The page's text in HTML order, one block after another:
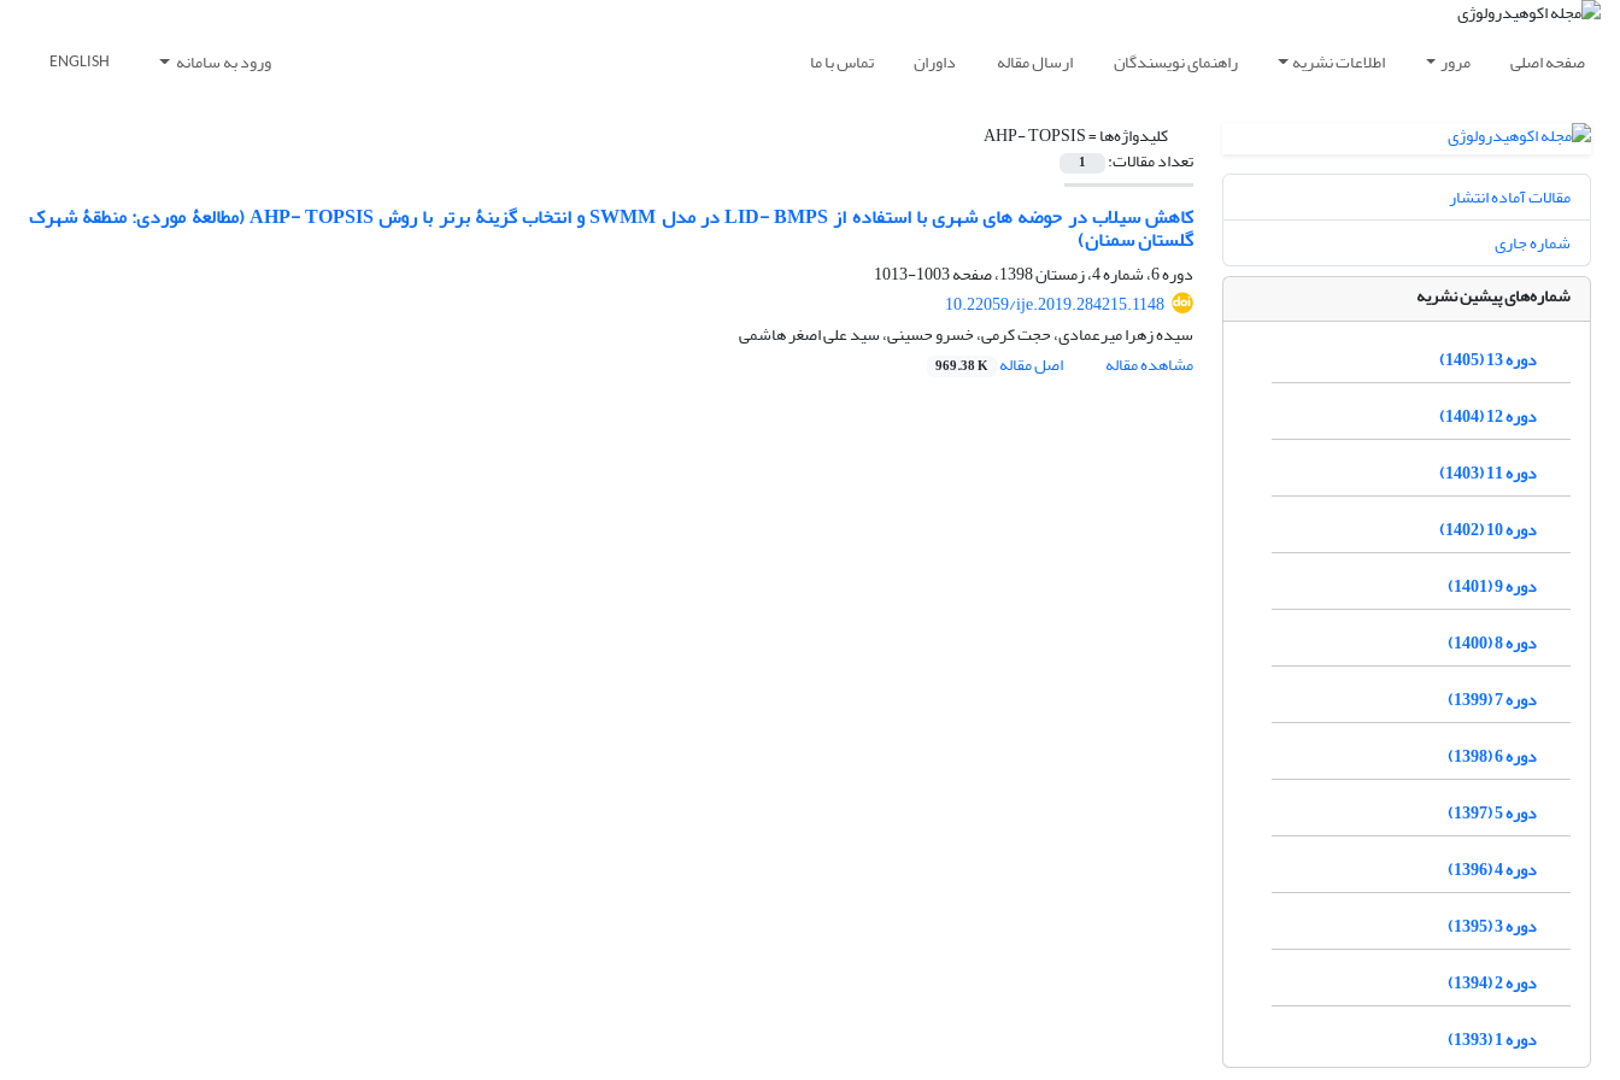
صفحه اصلی مرور اطلاعات نشریه راهنمای نویسندگان ارسال مقاله داوران تماس با ما ورود به سامانه ENGLISH
کلیدواژه‌ها =AHP- TOPSIS
تعداد مقالات: 1
کاهش سیلاب در حوضه‏ های شهری با استفاده از LID- BMPS در مدل SWMM و انتخاب گزینۀ برتر با روش AHP- TOPSIS (مطالعۀ موردی: منطقۀ شهرک
گلستان سمنان)
دوره 6، شماره 4، زمستان 1398، صفحه
1003-1013
10.22059/ije.2019.284215.1148
سیده زهرا میرعمادی، حجت کرمی، خسرو حسینی، سید علی اصغر هاشمی
مشاهده مقاله
اصل مقاله 969.38 K
مقالات آماده انتشار
شماره جاری
شماره‌های پیشین نشریه
دوره 13 (1405)
دوره 12 (1404)
دوره 11 (1403)
دوره 10 (1402)
دوره 9 (1401)
دوره 8 (1400)
دوره 7 (1399)
دوره 6 (1398)
دوره 5 (1397)
دوره 4 (1396)
دوره 3 (1395)
دوره 2 (1394)
دوره 1 (1393)